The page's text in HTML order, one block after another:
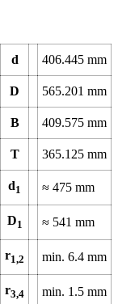
d 406.445 mm
D 565.201 mm
B 409.575 mm
T 365.125 mm
d1 ≈ 475 mm
D1 ≈ 541 mm
r1,2 min. 6.4 mm
r3,4 min. 1.5 mm